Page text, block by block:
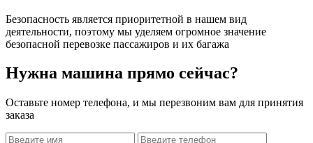
Безопасность является приоритетной в нашем вид
деятельности, поэтому мы уделяем огромное значение
безопасной перевозке пассажиров и их багажа
Нужна машина прямо сейчас?
Оставьте номер телефона, и мы перезвоним вам для принятия
заказа